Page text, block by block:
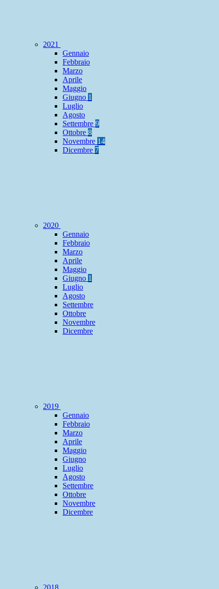
2021
Gennaio
Febbraio
Marzo
Aprile
Maggio
Giugno 1
Luglio
Agosto
Settembre 9
Ottobre 8
Novembre 14
Dicembre 7
2020
Gennaio
Febbraio
Marzo
Aprile
Maggio
Giugno 1
Luglio
Agosto
Settembre
Ottobre
Novembre
Dicembre
2019
Gennaio
Febbraio
Marzo
Aprile
Maggio
Giugno
Luglio
Agosto
Settembre
Ottobre
Novembre
Dicembre